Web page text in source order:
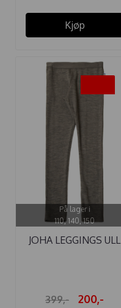
Kjøp
På lager i
110, 140, 150
JOHA LEGGINGS ULL
399,- 200,-